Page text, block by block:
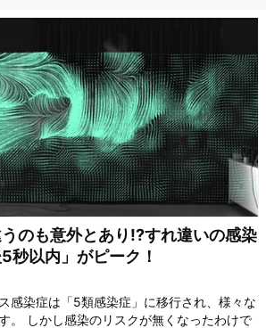
のも意外とあり!?すれ違いの感染
秒以内」がピーク！
感染症は「5類感染症」に移行され、様々な
。 しかし感染のリスクが無くなったわけで